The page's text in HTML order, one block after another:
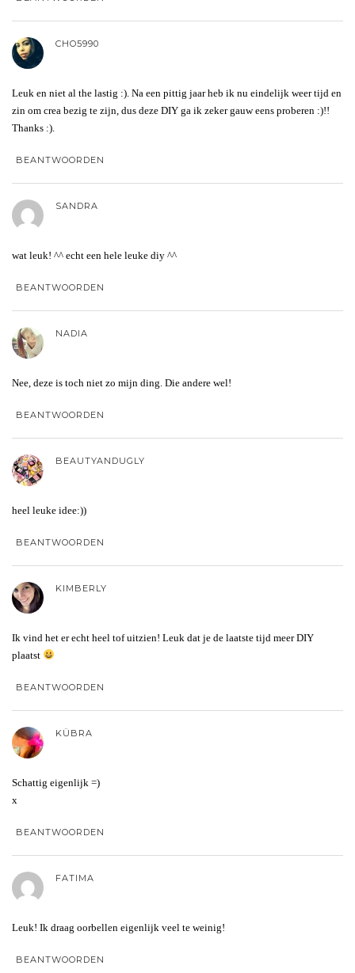
CHO5990
Leuk en niet al the lastig :). Na een pittig jaar heb ik nu eindelijk weer tijd en
zin om crea bezig te zijn, dus deze DIY ga ik zeker gauw eens proberen :)!!
Thanks :).
BEANTWOORDEN
SANDRA
wat leuk! ^^ echt een hele leuke diy ^^
BEANTWOORDEN
NADIA
Nee, deze is toch niet zo mijn ding. Die andere wel!
BEANTWOORDEN
BEAUTYANDUGLY
heel leuke idee:))
BEANTWOORDEN
KIMBERLY
Ik vind het er echt heel tof uitzien! Leuk dat je de laatste tijd meer DIY
plaatst
BEANTWOORDEN
KÜBRA
Schattig eigenlijk =)
x
BEANTWOORDEN
FATIMA
Leuk! Ik draag oorbellen eigenlijk veel te weinig!
BEANTWOORDEN